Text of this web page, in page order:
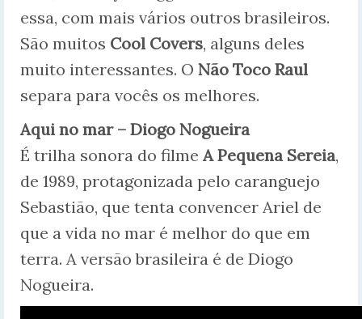
essa, com mais vários outros brasileiros.
São muitos Cool Covers, alguns deles
muito interessantes. O Não Toco Raul
separa para vocês os melhores.
Aqui no mar – Diogo Nogueira
É trilha sonora do filme A Pequena Sereia,
de 1989, protagonizada pelo caranguejo
Sebastião, que tenta convencer Ariel de
que a vida no mar é melhor do que em
terra. A versão brasileira é de Diogo
Nogueira.